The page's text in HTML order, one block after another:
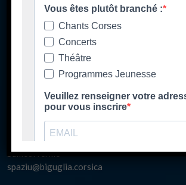
Ore di apertura
Les horaires d'ouverture
Spaziu Carlu Rocchi
130 Carrughju di Spezziolaccia
Lundi matin fermé
Lundi 17h-20h30
Mardi/jeudi/vendredi 14h00-20h30
Mercredi 10h00-20h30
Samedi fermé
spaziu@biguglia.corsica